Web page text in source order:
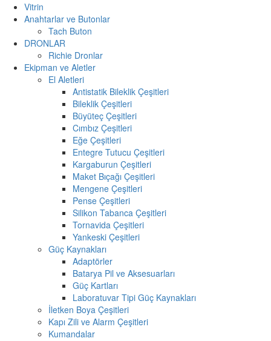
Vitrin
Anahtarlar ve Butonlar
Tach Buton
DRONLAR
Richie Dronlar
Ekipman ve Aletler
El Aletleri
Antistatik Bileklik Çeşitleri
Bileklik Çeşitleri
Büyüteç Çeşitleri
Cımbız Çeşitleri
Eğe Çeşitleri
Entegre Tutucu Çeşitleri
Kargaburun Çeşitleri
Maket Bıçağı Çeşitleri
Mengene Çeşitleri
Pense Çeşitleri
Silikon Tabanca Çeşitleri
Tornavida Çeşitleri
Yankeski Çeşitleri
Güç Kaynakları
Adaptörler
Batarya Pil ve Aksesuarları
Güç Kartları
Laboratuvar Tipi Güç Kaynakları
İletken Boya Çeşitleri
Kapı Zili ve Alarm Çeşitleri
Kumandalar